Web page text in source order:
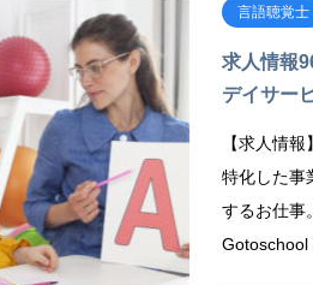
言語聴覚士
求人情報
デイサー
【求人情
特化した事
するお仕事